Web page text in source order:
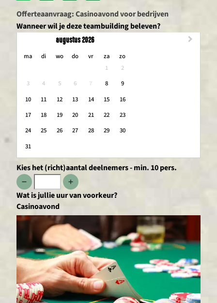
Offerteaanvraag: Casinoavond voor bedrijven
Wanneer wil je deze teambuilding beleven?
augustus 2026
maandag
ma dinsdag
di woensdag
wo donderdag
do vrijdag
vr zaterdag
za zondag
zo
1
2
3
4 5 6 7 8
9
10
11 12 13 14 15
16
17
18 19 20 21 22
23
24
25 26 27 28 29
30
31
Kies het (richt)aantal deelnemers - min. 10 pers.
Wat is jullie uur van voorkeur?
Casinoavond